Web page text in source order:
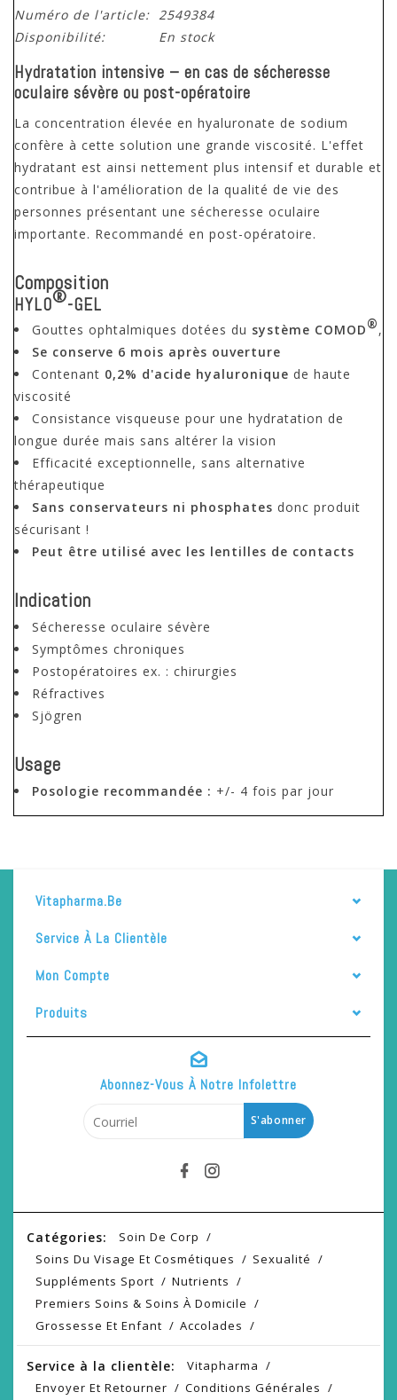
Numéro de l'article: 2549384
Disponibilité:
En stock
Hydratation intensive – en cas de sécheresse
oculaire sévère ou post-opératoire
La concentration élevée en hyaluronate de sodium
confère à cette solution une grande viscosité. L'effet
hydratant est ainsi nettement plus intensif et durable et
contribue à l'amélioration de la qualité de vie des
personnes présentant une sécheresse oculaire
importante. Recommandé en post-opératoire.
Composition
HYLO®-GEL
Gouttes ophtalmiques dotées du système COMOD®,
Se conserve 6 mois après ouverture
Contenant 0,2% d'acide hyaluronique de haute
viscosité
Consistance visqueuse pour une hydratation de
longue durée mais sans altérer la vision
Efficacité exceptionnelle, sans alternative
thérapeutique
Sans conservateurs ni phosphates donc produit
sécurisant !
Peut être utilisé avec les lentilles de contacts
Indication
Sécheresse oculaire sévère
Symptômes chroniques
Postopératoires ex. : chirurgies
Réfractives
Sjögren
Usage
Posologie recommandée : +/- 4 fois par jour
Vitapharma.be
Service À La Clientèle
Mon Compte
Produits
Abonnez-Vous À Notre Infolettre
S'abonner
Catégories:
Soin De Corp
Soins Du Visage Et Cosmétiques
Sexualité
Suppléments Sport
Nutrients
Premiers Soins & Soins À Domicile
Grossesse Et Enfant
Accolades
Service à la clientèle:
Vitapharma
Envoyer Et Retourner
Conditions Générales